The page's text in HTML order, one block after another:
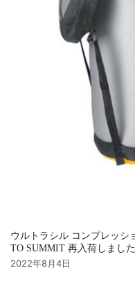
ウルトラシル コンプレッシ
TO SUMMIT 再入荷しました
2022年8月4日